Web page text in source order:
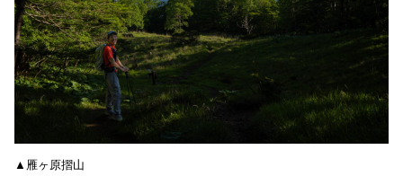
▲雁ヶ原摺山